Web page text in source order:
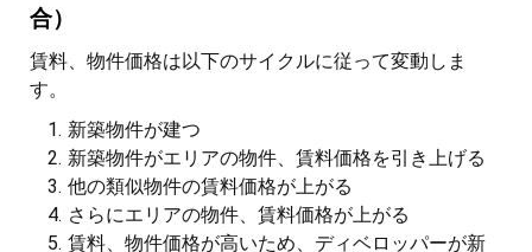
合）
賃料、物件価格は以下のサイクルに従って変動しま
す。
新築物件が建つ
新築物件がエリアの物件、賃料価格を引き上げる
他の類似物件の賃料価格が上がる
さらにエリアの物件、賃料価格が上がる
賃料、物件価格が高いため、ディベロッパーが新